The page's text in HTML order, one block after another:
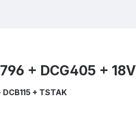
+ DCG405 +
+ TSTAK